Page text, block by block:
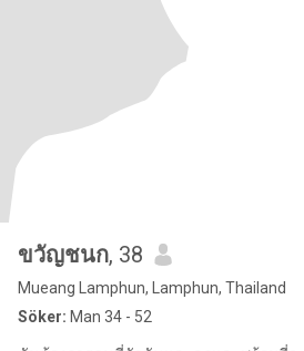
ขวัญชนก, 38
Mueang Lamphun, Lamphun, Thailand
Söker: Man 34 - 52